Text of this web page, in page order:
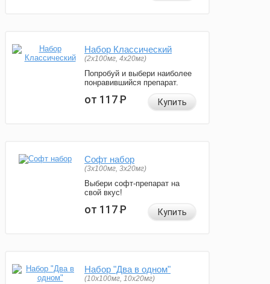
Набор Классический
(2x100мг, 4x20мг)
Попробуй и выбери наиболее
понравившийся препарат.
от 117Р Купить
Софт набор
(3x100мг, 3x20мг)
Выбери софт-препарат на
свой вкус!
от 117Р Купить
Набор "Два в одном"
(10x100мг, 10x20мг)